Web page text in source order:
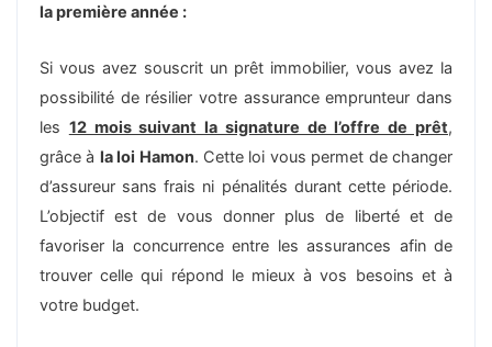
la première année :
Si vous avez souscrit un prêt immobilier, vous avez la
possibilité de résilier votre assurance emprunteur dans
les 12 mois suivant la signature de l’offre de prêt,
grâce à la loi Hamon. Cette loi vous permet de changer
d’assureur sans frais ni pénalités durant cette période.
L’objectif est de vous donner plus de liberté et de
favoriser la concurrence entre les assurances afin de
trouver celle qui répond le mieux à vos besoins et à
votre budget.